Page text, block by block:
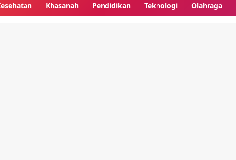
Khasanah Pendidikan Teknologi Olahraga